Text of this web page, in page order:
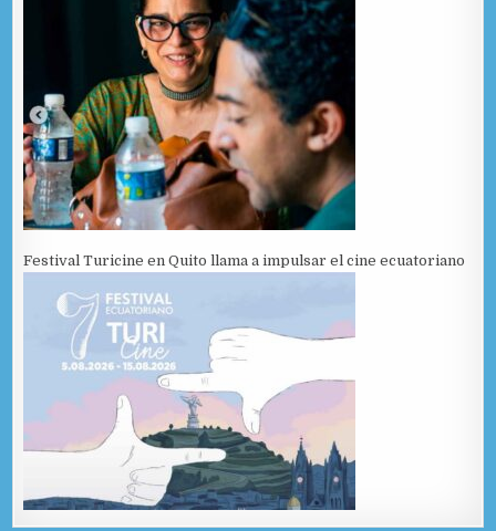
Festival Turicine en Quito llama a impulsar el cine ecuatoriano